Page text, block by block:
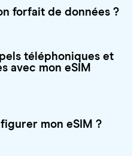
forfait de données ?
téléphoniques et
avec mon eSIM
mon eSIM ?